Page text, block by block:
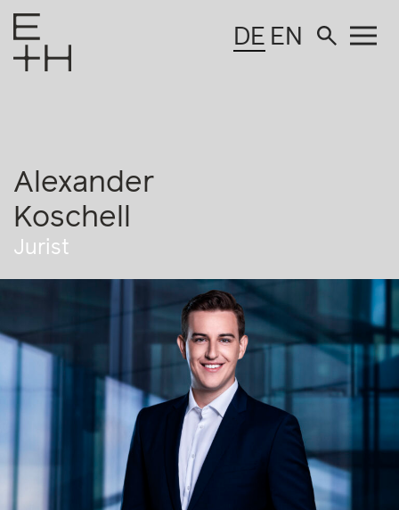
DE EN
Alexander
Koschell
Jurist